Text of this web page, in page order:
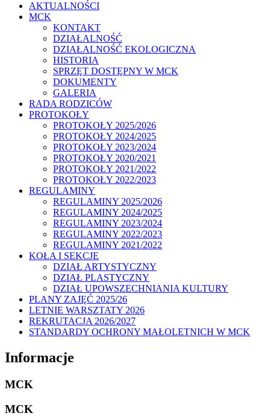
AKTUALNOŚCI
MCK
KONTAKT
DZIAŁALNOŚĆ
DZIAŁALNOŚĆ EKOLOGICZNA
HISTORIA
SPRZĘT DOSTĘPNY W MCK
DOKUMENTY
GALERIA
RADA RODZICÓW
PROTOKOŁY
PROTOKOŁY 2025/2026
PROTOKOŁY 2024/2025
PROTOKOŁY 2023/2024
PROTOKOŁY 2020/2021
PROTOKOŁY 2021/2022
PROTOKOŁY 2022/2023
REGULAMINY
REGULAMINY 2025/2026
REGULAMINY 2024/2025
REGULAMINY 2023/2024
REGULAMINY 2022/2023
REGULAMINY 2021/2022
KOŁA I SEKCJE
DZIAŁ ARTYSTYCZNY
DZIAŁ PLASTYCZNY
DZIAŁ UPOWSZECHNIANIA KULTURY
PLANY ZAJĘĆ 2025/26
LETNIE WARSZTATY 2026
REKRUTACJA 2026/2027
STANDARDY OCHRONY MAŁOLETNICH W MCK
Informacje
MCK
MCK